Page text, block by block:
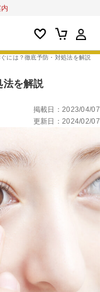
（国内正規品）
メイク
には？徹底予防・対処法を解説
法を解説
掲載日：2023/04/07
更新日：2024/02/07